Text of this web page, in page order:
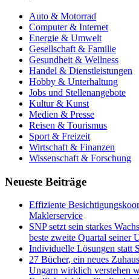
Auto & Motorrad
Computer & Internet
Energie & Umwelt
Gesellschaft & Familie
Gesundheit & Wellness
Handel & Dienstleistungen
Hobby & Unterhaltung
Jobs und Stellenangebote
Kultur & Kunst
Medien & Presse
Reisen & Tourismus
Sport & Freizeit
Wirtschaft & Finanzen
Wissenschaft & Forschung
Neueste Beiträge
Effiziente
Maklerservice
SNP setzt sein starkes
beste zweite Quartal seiner
Individuelle Lösungen statt
27 Bücher, ein neues
Ungarn wirklich verstehen